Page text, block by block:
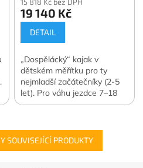
19 140 Kč
DETAIL
„Dospělácký“ kajak v
dětském měřítku pro ty
nejmladší začátečníky (2-5
let). Pro váhu jezdce 7–18
kg.
SOUVISEJÍCÍ PRODUKTY